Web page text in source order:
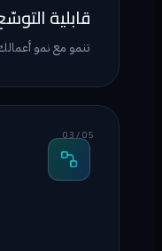
قابلية
تنمو مع نمو
03 / 05